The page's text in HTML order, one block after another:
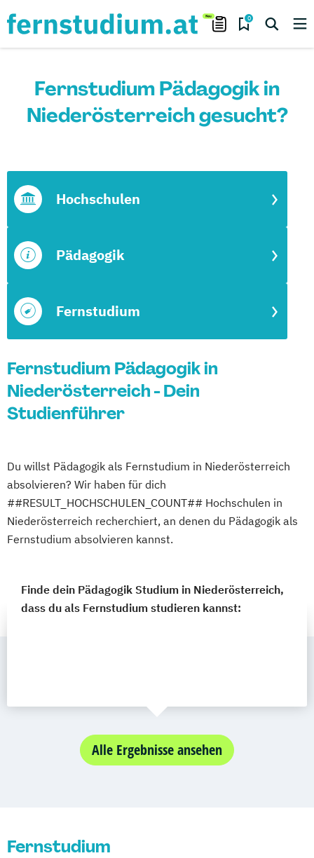
0
Fernstudium Pädagogik in
Niederösterreich gesucht?
Fernstudium
Pädagogik
Hochschulen
Fernstudium Pädagogik in
Niederösterreich - Dein
Studienführer
Du willst Pädagogik als Fernstudium in Niederösterreich
absolvieren? Wir haben für dich
##RESULT_HOCHSCHULEN_COUNT## Hochschulen in
Niederösterreich recherchiert, an denen du Pädagogik als
Fernstudium absolvieren kannst.
Finde dein Pädagogik Studium in Niederösterreich,
dass du als Fernstudium studieren kannst:
Alle Ergebnisse ansehen
Fernstudium